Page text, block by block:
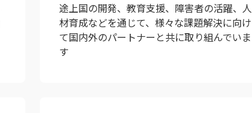
途上国の開発、教育支援、障害者の活躍、人
材育成などを通じて、様々な課題解決に向け
て国内外のパートナーと共に取り組んでいま
す